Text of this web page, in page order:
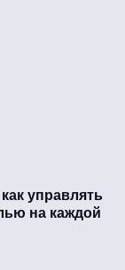
управлять
на каждой